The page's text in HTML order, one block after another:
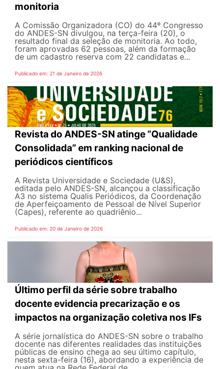
monitoria
A Comissão Organizadora (CO) do 44º Congresso
do ANDES-SN divulgou, na terça-feira (20), o
resultado final da seleção de monitoria. Ao todo,
foram aprovadas 62 pessoas, além da formação
de um cadastro reserva com 22 candidatas e...
Publicado em: 21 de Janeiro de 2026
Revista do ANDES-SN atinge “Qualidade
Consolidada” em ranking nacional de
periódicos científicos
A Revista Universidade e Sociedade (U&S),
editada pelo ANDES-SN, alcançou a classificação
A3 no sistema Qualis Periódicos, da Coordenação
de Aperfeiçoamento de Pessoal de Nível Superior
(Capes), referente ao quadriênio...
Publicado em: 20 de Janeiro de 2026
Último perfil da série sobre trabalho
docente evidencia precarização e os
impactos na organização coletiva nos IFs
A série jornalística do ANDES-SN sobre o trabalho
docente nas diferentes realidades das instituições
públicas de ensino chega ao seu último capítulo,
nesta sexta-feira (16), abordando a experiência de